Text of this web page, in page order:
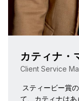
カティナ・
Client Service
て、カティナは